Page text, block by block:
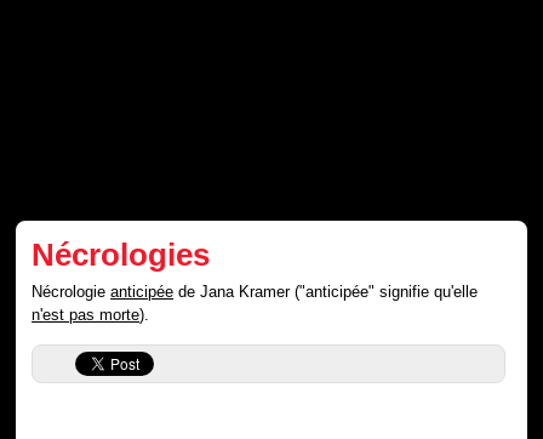
Nécrologies
Nécrologieanticipée de Jana Kramer ("anticipée" signifie qu'elle
n'est pas morte).